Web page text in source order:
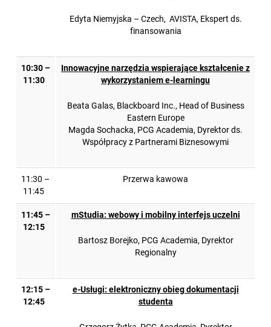
Edyta Niemyjska – Czech, AVISTA, Ekspert ds.
finansowania
10:30 –
11:30
Innowacyjne narzędzia wspierające kształcenie z
wykorzystaniem e-learningu
Beata Galas, Blackboard Inc., Head of Business
Eastern Europe
Magda Sochacka, PCG Academia, Dyrektor ds.
Współpracy z Partnerami Biznesowymi
11:30 –
11:45
Przerwa kawowa
11:45 –
12:15
mStudia: webowy i mobilny interfejs uczelni
Bartosz Borejko, PCG Academia, Dyrektor
Regionalny
12:15 –
12:45
e-Usługi: elektroniczny obieg dokumentacji
studenta